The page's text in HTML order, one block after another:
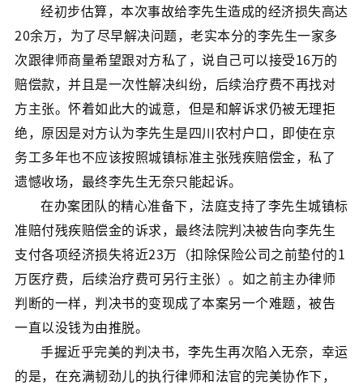
经初步估算，本次事故给李先生造成的经济损失高达
20余万，为了尽早解决问题，老实本分的李先生一家多
次跟律师商量希望跟对方私了，说自己可以接受16万的
赔偿款，并且是一次性解决纠纷，后续治疗费不再找对
方主张。怀着如此大的诚意，但是和解诉求仍被无理拒
绝，原因是对方认为李先生是四川农村户口，即使在京
务工多年也不应该按照城镇标准主张残疾赔偿金，私了
遗憾收场，最终李先生无奈只能起诉。
在办案团队的精心准备下，法庭支持了李先生城镇标
准赔付残疾赔偿金的诉求，最终法院判决被告向李先生
支付各项经济损失将近23万（扣除保险公司之前垫付的1
万医疗费，后续治疗费可另行主张）。如之前主办律师
判断的一样，判决书的变现成了本案另一个难题，被告
一直以没钱为由推脱。
手握近乎完美的判决书，李先生再次陷入无奈，幸运
的是，在充满韧劲儿的执行律师和法官的完美协作下，